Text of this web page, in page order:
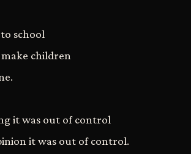
school
children
it was out of control
it was out of control.